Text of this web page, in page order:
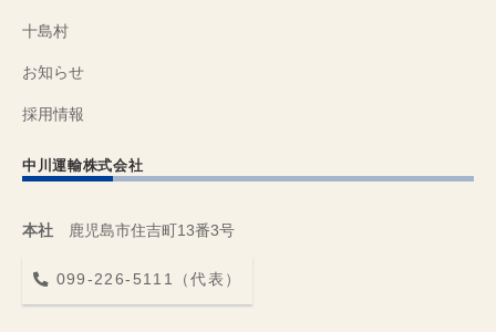
十島村
お知らせ
採用情報
中川運輸株式会社
本社 鹿児島市住吉町13番3号
099-226-5111（代表）